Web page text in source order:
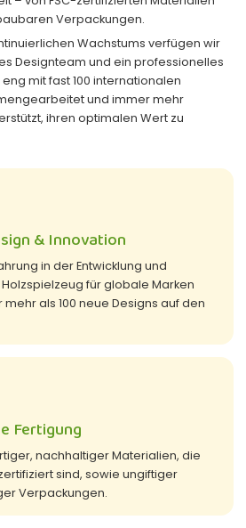
Verpackungen.
Wachstums verfügen wir
Designteam und ein professionelles
mit fast 100 internationalen
und immer mehr
ihren optimalen Wert zu
& Innovation
in der Entwicklung und
für globale Marken
als 100 neue Designs auf den
Fertigung
nachhaltiger Materialien, die
sind, sowie ungiftiger
Verpackungen.